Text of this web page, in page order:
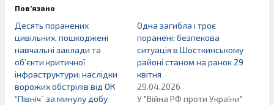
Пов’язано
Десять поранених
цивільних, пошкоджені
навчальні заклади та
об’єкти критичної
інфраструктури: наслідки
ворожих обстрілів від ОК
“Північ” за минулу добу
Одна загибла і троє
поранені: безпекова
ситуація в Шосткинському
районі станом на ранок 29
квітня
29.04.2026
У "Війна РФ проти України"